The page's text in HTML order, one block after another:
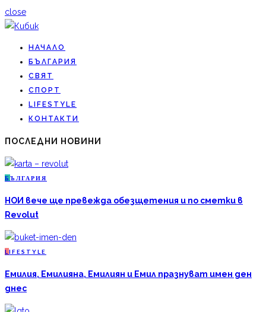
close
НАЧАЛО
БЪЛГАРИЯ
СВЯТ
СПОРТ
LIFESTYLE
КОНТАКТИ
ПОСЛЕДНИ НОВИНИ
Б ЪЛГАРИЯ
НОИ вече ще превежда обезщетения и по сметки в
Revolut
L IFESTYLE
Емилия, Емилияна, Емилиян и Емил празнуват имен ден
днес